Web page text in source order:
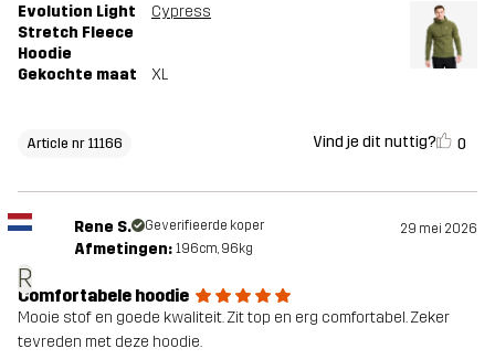
Evolution Light
Stretch Fleece
Hoodie
Cypress
Gekochte maat XL
Article nr 11166 Vind je dit nuttig? 0
R
Rene S. Geverifieerde koper 29 mei 2026
Afmetingen: 196cm, 96kg
Comfortabele hoodie
Mooie stof en goede kwaliteit. Zit top en erg comfortabel. Zeker
tevreden met deze hoodie.